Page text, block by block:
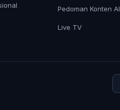
Pedoman Konten AI
Live TV